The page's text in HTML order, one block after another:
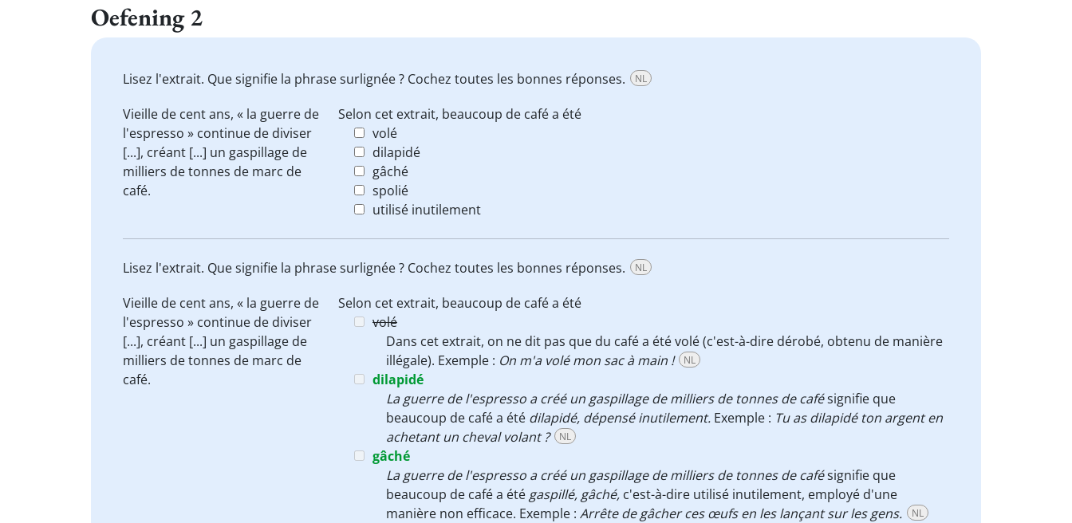
Oefening 2
Lisez l'extrait. Que signifie la phrase surlignée ? Cochez toutes les bonnes réponses. NL
Vieille de cent ans, « la guerre de
l'espresso » continue de diviser
[...], créant [...] un gaspillage de
milliers de tonnes de marc de
café.
Selon cet extrait, beaucoup de café a été
volé
dilapidé
gâché
spolié
utilisé inutilement
Lisez l'extrait. Que signifie la phrase surlignée ? Cochez toutes les bonnes réponses. NL
Vieille de cent ans, « la guerre de
l'espresso » continue de diviser
[...], créant [...] un gaspillage de
milliers de tonnes de marc de
café.
Selon cet extrait, beaucoup de café a été
volé
Dans cet extrait, on ne dit pas que du café a été volé (c'est-à-dire dérobé, obtenu de manière
illégale). Exemple : On m'a volé mon sac à main ! NL
dilapidé
La guerre de l'espresso a créé un gaspillage de milliers de tonnes de cafésignifie que
beaucoup de café a été dilapidé, dépensé inutilement. Exemple : Tu as dilapidé ton argent en
achetant un cheval volant ?
NL
gâché
La guerre de l'espresso a créé un gaspillage de milliers de tonnes de cafésignifie que
beaucoup de café a été gaspillé, gâché, c'est-à-dire utilisé inutilement, employé d'une
manière non efficace. Exemple : Arrête de gâcher ces œufs en les lançant sur les gens. NL